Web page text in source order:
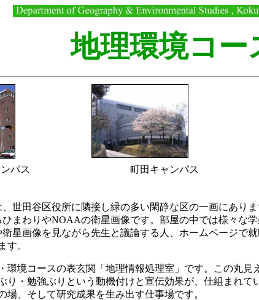
地理環境コー
パス 町田キャンパス
田谷区役所に隣接し緑の多い閑静な区の一画にあり
まわりやNOAAの衛星画像です。部屋の中では様々な
星画像を見ながら先生と議論する人、ホームページで
す。
境コースの表玄関「地理情報処理室」です。この丸
り・勉強ぶりという動機付けと宣伝効果が、仕組まれ
場、そして研究成果を生み出す仕事場です。